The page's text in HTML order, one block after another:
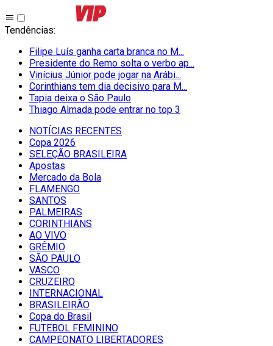
Tendências:
Filipe Luís ganha carta branca no M...
Presidente do Remo solta o verbo ap...
Vinícius Júnior pode jogar na Arábi...
Corinthians tem dia decisivo para M...
Tapia deixa o São Paulo
Thiago Almada pode entrar no top 3
NOTÍCIAS RECENTES
Copa 2026
SELEÇÃO BRASILEIRA
Apostas
Mercado da Bola
FLAMENGO
SANTOS
PALMEIRAS
CORINTHIANS
AO VIVO
GRÊMIO
SĀO PAULO
VASCO
CRUZEIRO
INTERNACIONAL
BRASILEIRÃO
Copa do Brasil
FUTEBOL FEMININO
CAMPEONATO LIBERTADORES